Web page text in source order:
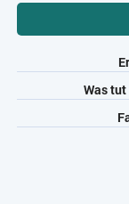
Was